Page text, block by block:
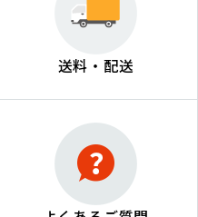
送料・配送